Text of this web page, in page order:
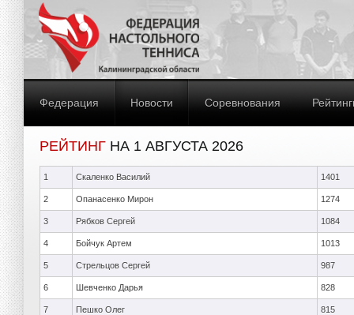
Федерация Новости Соревнования
РЕЙТИНГ НА 1 АВГУСТА 2026
1 Скаленко Василий 1401
2 Опанасенко Мирон 1274
3 Рябков Сергей 1084
4 Бойчук Артем 1013
5 Стрельцов Сергей 987
6 Шевченко Дарья 828
7 Пешко Олег 815